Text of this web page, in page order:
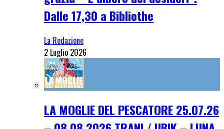
Dalle 17,30 a Bibliothe
La Redazione
2 Luglio 2026
LA MOGLIE DEL PESCATORE 25.07.26